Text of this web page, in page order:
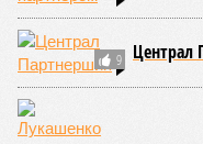
9 Централ